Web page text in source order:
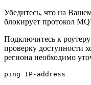
Убедитесь, что на
блокирует протокол
Подключитесь к
проверку доступности
региона необходимо